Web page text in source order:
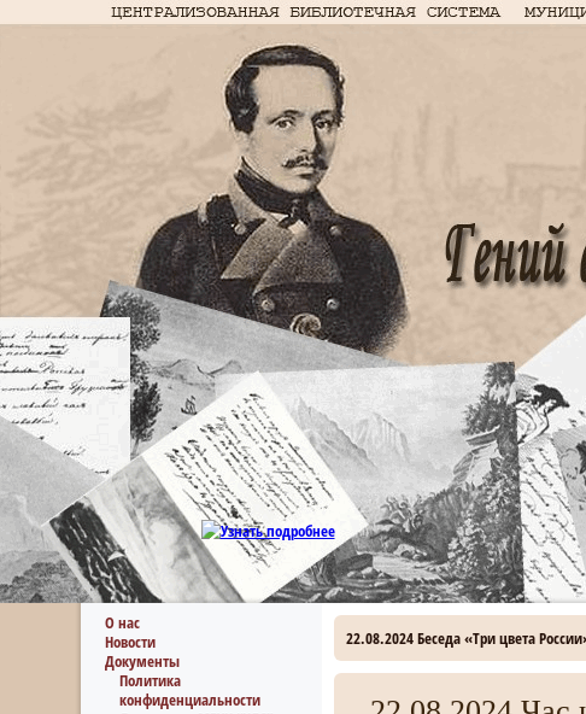
О нас
Новости
Документы
Политика
конфиденциальности
22.08.2024 Беседа «Три цвета